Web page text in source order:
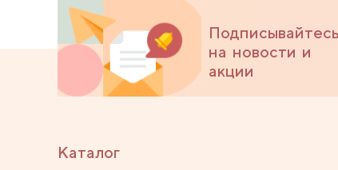
Подписывайтесь
на новости и
акции
Каталог